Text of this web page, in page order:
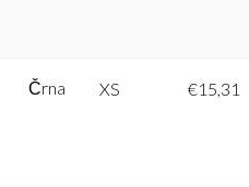
Črna XS €15,31